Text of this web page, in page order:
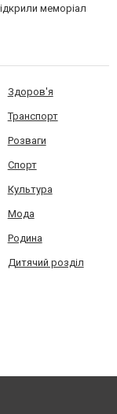
меморіал
Здоров'я
Транспорт
Розваги
Спорт
Культура
Мода
Родина
Дитячий розділ